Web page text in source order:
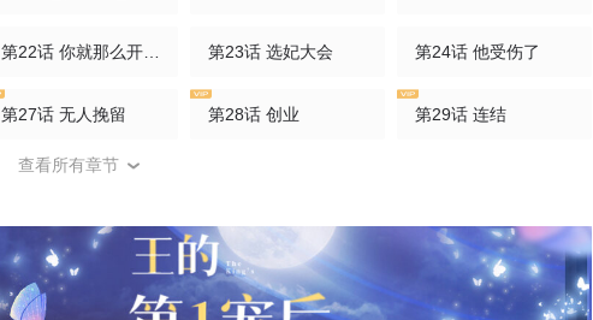
第23话 选妃大会 第24话 他受伤了
第27话 无人挽留 第28话 创业 第29话 连结
第32话 叙旧
第37话 烙饼 第38话 光明正大偏爱你 第39话 朕就是喜欢你
第42话 去采莲 第43话 就差一点点 第44话 争风吃醋
查看所有章节